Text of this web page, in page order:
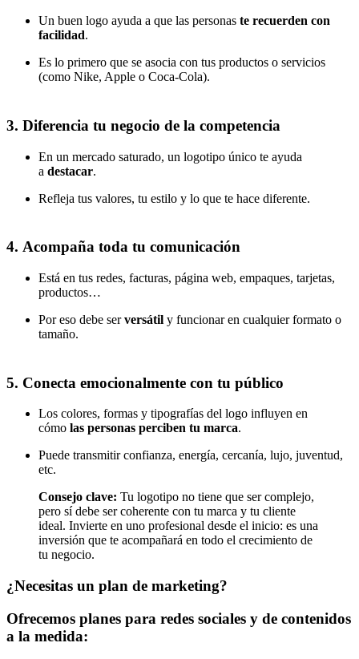
Un buen logo ayuda a que las personas te recuerden con
facilidad.
Es lo primero que se asocia con tus productos o servicios
(como Nike, Apple o Coca-Cola).
3. Diferencia tu negocio de la competencia
En un mercado saturado, un logotipo único te ayuda
a destacar.
Refleja tus valores, tu estilo y lo que te hace diferente.
4. Acompaña toda tu comunicación
Está en tus redes, facturas, página web, empaques, tarjetas,
productos…
Por eso debe serversátil y funcionar en cualquier formato o
tamaño.
5. Conecta emocionalmente con tu público
Los colores, formas y tipografías del logo influyen en
cómo las personas perciben tu marca.
Puede transmitir confianza, energía, cercanía, lujo, juventud,
etc.
Consejo clave: Tu logotipo no tiene que ser complejo,
pero sí debe ser coherente con tu marca y tu cliente
ideal. Invierte en uno profesional desde el inicio: es una
inversión que te acompañará en todo el crecimiento de
tu negocio.
¿Necesitas un plan de marketing?
Ofrecemos planes para redes sociales y de contenidos
a la medida: